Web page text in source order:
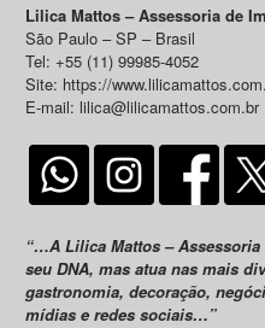
Lilica Mattos – Assessoria de
São Paulo – SP – Brasil
Tel: +55 (11) 99985-4052
Site: https://
E-mail: lilica@lilicamattos.com.br
“…A Lilica Mattos – Assessoria
seu DNA, mas atua nas mais
gastronomia, decoração,
mídias e redes sociais…”